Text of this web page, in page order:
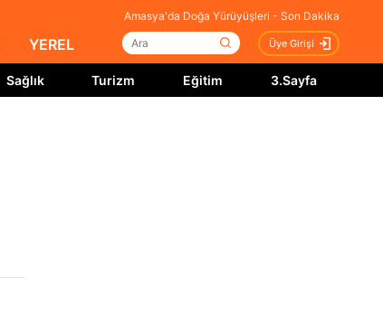
Amasya'da Doğa Yürüyüşleri - Son Dakika
YEREL Üye Girişi
Sağlık Turizm Eğitim 3.Sayfa